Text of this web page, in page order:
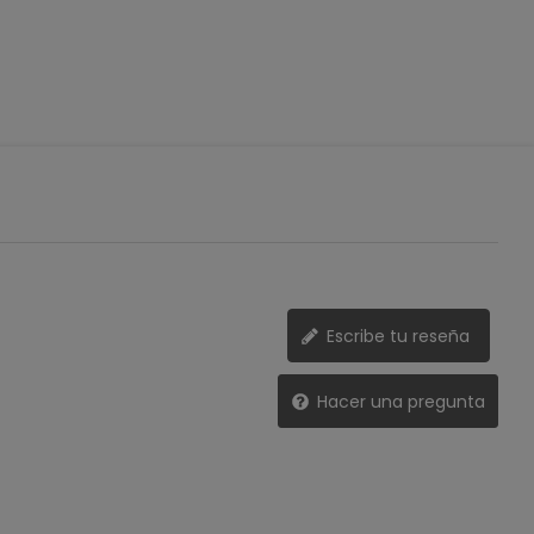
Escribe tu reseña
Hacer una pregunta